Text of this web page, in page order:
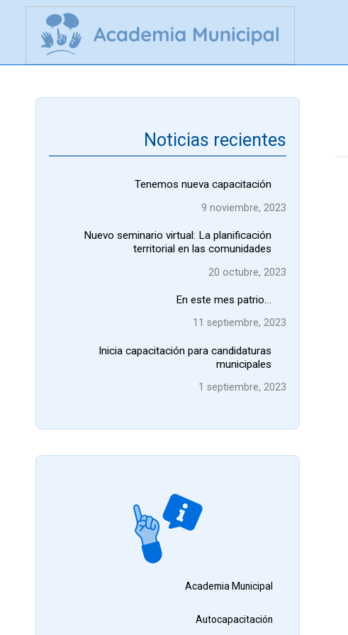
Noticias recientes
Tenemos nueva capacitación
9 noviembre, 2023
Nuevo seminario virtual: La planificación
territorial en las comunidades
20 octubre, 2023
En este mes patrio…
11 septiembre, 2023
Inicia capacitación para candidaturas
municipales
1 septiembre, 2023
Academia Municipal
Autocapacitación